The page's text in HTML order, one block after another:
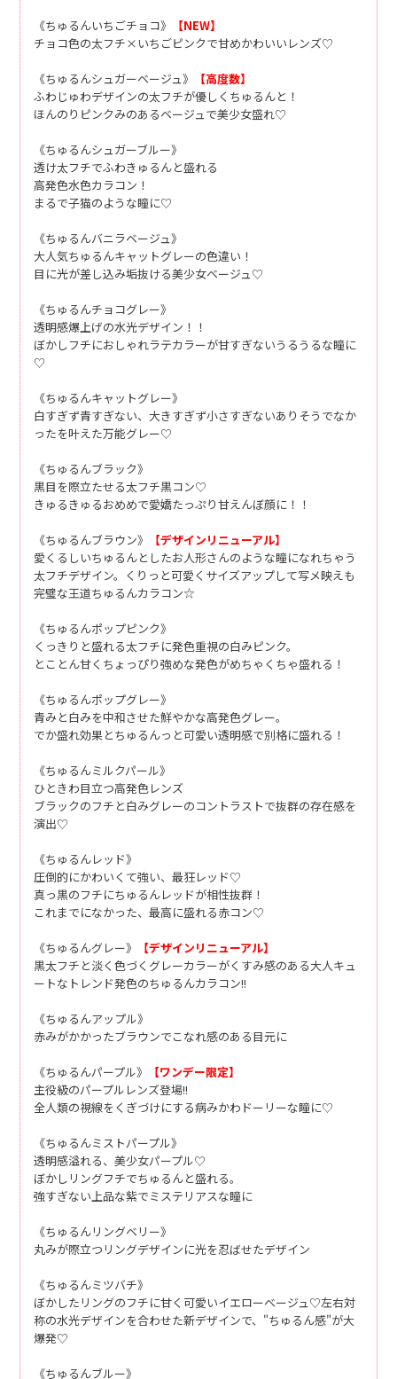
《ちゅるんいちごチョコ》
【NEW】
チョコ色の太フチ×いちごピンクで甘めかわいいレンズ♡
《ちゅるんシュガーベージュ》
【高度数】
ふわじゅわデザインの太フチが優しくちゅるんと！
ほんのりピンクみのあるベージュで美少女盛れ♡
《ちゅるんシュガーブルー》
透け太フチでふわきゅるんと盛れる
高発色水色カラコン！
まるで子猫のような瞳に♡
《ちゅるんバニラベージュ》
大人気ちゅるんキャットグレーの色違い！
目に光が差し込み垢抜ける美少女ベージュ♡
《ちゅるんチョコグレー》
透明感爆上げの水光デザイン！！
ぼかしフチにおしゃれラテカラーが甘すぎないうるうるな瞳に
♡
《ちゅるんキャットグレー》
白すぎず青すぎない、大きすぎず小さすぎないありそうでなか
ったを叶えた万能グレー♡
《ちゅるんブラック》
黒目を際立たせる太フチ黒コン♡
きゅるきゅるおめめで愛嬌たっぷり甘えんぼ顔に！！
《ちゅるんブラウン》
【デザインリニューアル】
愛くるしいちゅるんとしたお人形さんのような瞳になれちゃう
太フチデザイン。くりっと可愛くサイズアップして写メ映えも
完璧な王道ちゅるんカラコン☆
《ちゅるんポップピンク》
くっきりと盛れる太フチに発色重視の白みピンク。
とことん甘くちょっぴり強めな発色がめちゃくちゃ盛れる！
《ちゅるんポップグレー》
青みと白みを中和させた鮮やかな高発色グレー。
でか盛れ効果とちゅるんっと可愛い透明感で別格に盛れる！
《ちゅるんミルクパール》
ひときわ目立つ高発色レンズ
ブラックのフチと白みグレーのコントラストで抜群の存在感を
演出♡
《ちゅるんレッド》
圧倒的にかわいくて強い、最狂レッド♡
真っ黒のフチにちゅるんレッドが相性抜群！
これまでになかった、最高に盛れる赤コン♡
《ちゅるんグレー》
【デザインリニューアル】
黒太フチと淡く色づくグレーカラーがくすみ感のある大人キュ
ートなトレンド発色のちゅるんカラコン!!
《ちゅるんアップル》
赤みがかかったブラウンでこなれ感のある目元に
《ちゅるんパープル》
【ワンデー限定】
主役級のパープルレンズ登場!!
全人類の視線をくぎづけにする病みかわドーリーな瞳に♡
《ちゅるんミストパープル》
透明感溢れる、美少女パープル♡
ぼかしリングフチでちゅるんと盛れる。
強すぎない上品な紫でミステリアスな瞳に
《ちゅるんリングベリー》
丸みが際立つリングデザインに光を忍ばせたデザイン
《ちゅるんミツバチ》
ぼかしたリングのフチに甘く可愛いイエローベージュ♡左右対
称の水光デザインを合わせた新デザインで、"ちゅるん感"が大
爆発♡
《ちゅるんブルー》